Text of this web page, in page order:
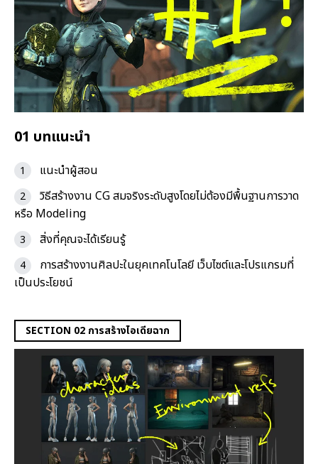
01 บทแนะนำ
แนะนำผู้สอน
วิธีสร้างงาน CG สมจริงระดับสูงโดยไม่ต้องมีพื้นฐานการวาด
หรือ Modeling
สิ่งที่คุณจะได้เรียนรู้
การสร้างงานศิลปะในยุคเทคโนโลยี เว็บไซต์และโปรแกรมที่
เป็นประโยชน์
SECTION 02 การสร้างไอเดียฉาก